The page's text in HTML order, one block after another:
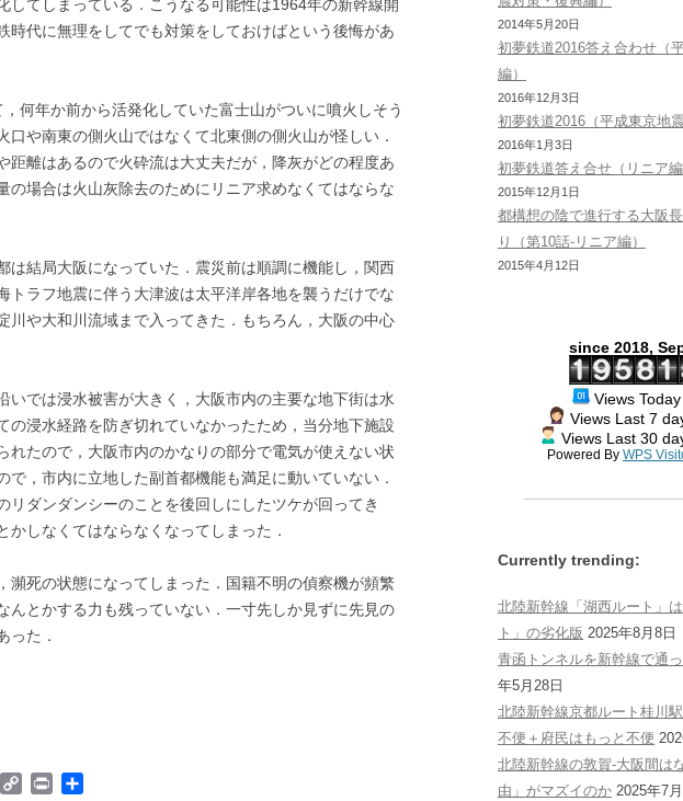
してしまっている．こうなる可能性は1964年の新幹線開
時代に無理をしてでも対策をしておけばという後悔があ
何年か前から活発化していた富士山がついに噴火しそう
や南東の側火山ではなくて北東側の側火山が怪しい．
距離はあるので火砕流は大丈夫だが，降灰がどの程度あ
の場合は火山灰除去のためにリニア求めなくてはならな
は結局大阪になっていた．震災前は順調に機能し，関西
トラフ地震に伴う大津波は太平洋岸各地を襲うだけでな
川や大和川流域まで入ってきた．もちろん，大阪の中心
いでは浸水被害が大きく，大阪市内の主要な地下街は水
の浸水経路を防ぎ切れていなかったため，当分地下施設
れたので，大阪市内のかなりの部分で電気が使えない状
，市内に立地した副首都機能も満足に動いていない．
ダンダンシーのことを後回しにしたツケが回ってき
しなくてはならなくなってしまった．
瀕死の状態になってしまった．国籍不明の偵察機が頻繁
んとかする力も残っていない．一寸先しか見ずに先見の
った．
W
C
2014年5月20日
初夢鉄道2016答え合わせ（
編）
2016年12月3日
初夢鉄道2016（平成東京地震
2016年1月3日
初夢鉄道答え合せ（リニア編
2015年12月1日
都構想の陰で進行する大阪
り（第10話-リニア編）
2015年4月12日
since 2018,
Views
Views Last 7
Views Last 30
Powered By WPS
Currently trending:
北陸新幹線「湖西ルート」
ト」の劣化版 2025年8月8日
青函トンネルを新幹線で通
年5月28日
北陸新幹線京都ルート桂川
不便＋府民はもっと不便
北陸新幹線の敦賀-大阪間は
由」がマズイのか 2025年7